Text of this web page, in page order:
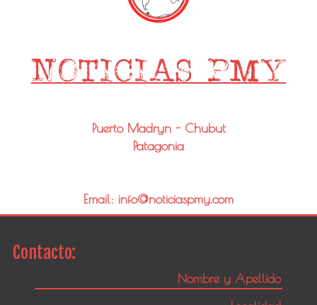
Puerto Madryn - Chubut
Patagonia
Email: info@noticiaspmy.com
Contacto: